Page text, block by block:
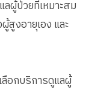
ผู้ป่วยที่เหมาะสม
สูงอายุเอง และ
อกบริการดูแลผู้